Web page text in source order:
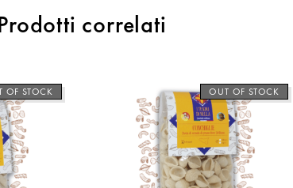
correlati
OF STOCK OUT OF STOCK